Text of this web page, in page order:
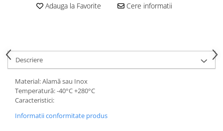
Adauga la Favorite Cere informatii
Descriere
Material: Alamă sau Inox
Temperatură: -40°C +280°C
Caracteristici:
Informatii conformitate produs